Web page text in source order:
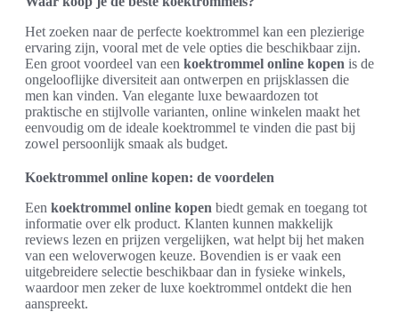
Het zoeken naar de perfecte koektrommel kan een plezierige
ervaring zijn, vooral met de vele opties die beschikbaar zijn.
Een groot voordeel van een koektrommel online kopen is de
ongelooflijke diversiteit aan ontwerpen en prijsklassen die
men kan vinden. Van elegante luxe bewaardozen tot
praktische en stijlvolle varianten, online winkelen maakt het
eenvoudig om de ideale koektrommel te vinden die past bij
zowel persoonlijk smaak als budget.
Koektrommel online kopen: de voordelen
Een koektrommel online kopen biedt gemak en toegang tot
informatie over elk product. Klanten kunnen makkelijk
reviews lezen en prijzen vergelijken, wat helpt bij het maken
van een weloverwogen keuze. Bovendien is er vaak een
uitgebreidere selectie beschikbaar dan in fysieke winkels,
waardoor men zeker de luxe koektrommel ontdekt die hen
aanspreekt.